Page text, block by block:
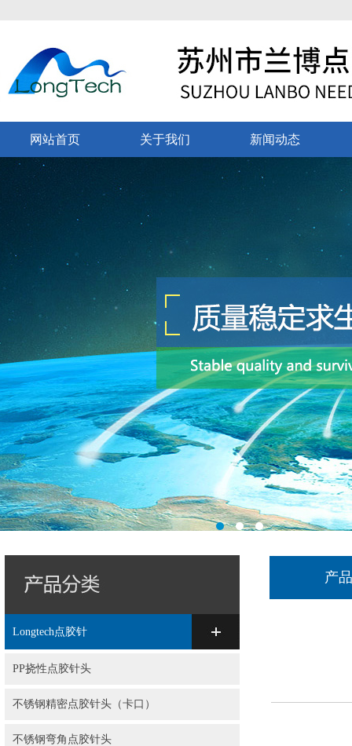
网站首页 关于我们 新闻动态
Longtech点胶针
PP挠性点胶针头
不锈钢精密点胶针头（卡口）
不锈钢弯角点胶针头
产